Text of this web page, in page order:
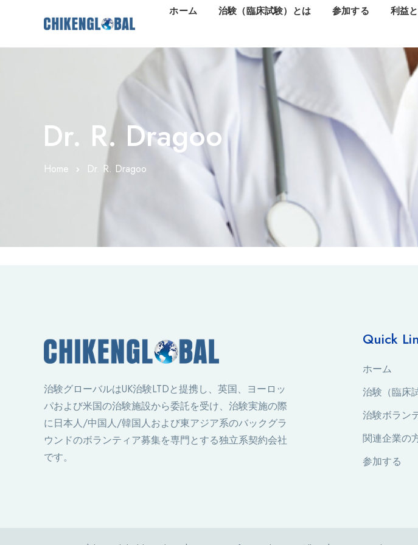
ホーム 治験（臨床試験）とは 参加する 利益
Dr. R. Dragoo
Home Dr. R. Dragoo
治験グローバルはUK治験LTDと提携し、英国、ヨーロッ
パおよび米国の治験施設から委託を受け、治験実施の際
に日本人/中国人/韓国人および東アジア系のバックグラ
ウンドのボランティア募集を専門とする独立系契約会社
です。
Quick
ホーム
治験（臨床
治験ボラン
関連企業の
参加する